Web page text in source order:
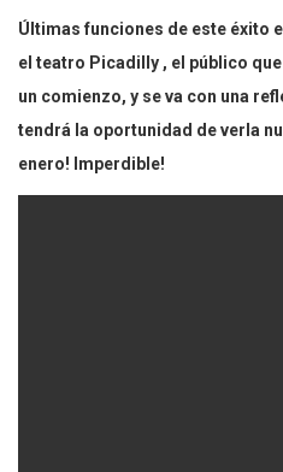
Últimas funciones de este éxito
el teatro Picadilly , el público
un comienzo, y se va con una
tendrá la oportunidad de verla
enero! Imperdible!